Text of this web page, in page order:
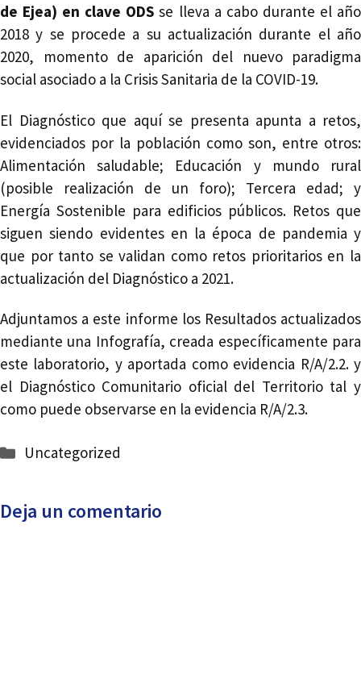
de Ejea) en clave ODS se lleva a cabo durante el año
2018 y se procede a su actualización durante el año
2020, momento de aparición del nuevo paradigma
social asociado a la Crisis Sanitaria de la COVID-19.
El Diagnóstico que aquí se presenta apunta a retos,
evidenciados por la población como son, entre otros:
Alimentación saludable; Educación y mundo rural
(posible realización de un foro); Tercera edad; y
Energía Sostenible para edificios públicos. Retos que
siguen siendo evidentes en la época de pandemia y
que por tanto se validan como retos prioritarios en la
actualización del Diagnóstico a 2021.
Adjuntamos a este informe los Resultados actualizados
mediante una Infografía, creada específicamente para
este laboratorio, y aportada como evidencia R/A/2.2. y
el Diagnóstico Comunitario oficial del Territorio tal y
como puede observarse en la evidencia R/A/2.3.
Categorías
Uncategorized
Deja un comentario